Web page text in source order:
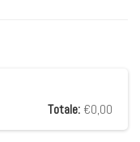
Totale: €0,00